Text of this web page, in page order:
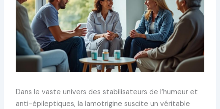
Dans le vaste univers des stabilisateurs de l’humeur et
anti-épileptiques, la lamotrigine suscite un véritable